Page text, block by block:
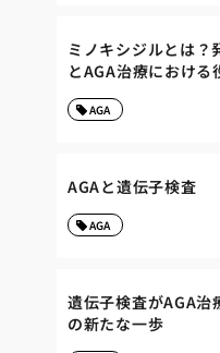
ミノキシジルとは？
とAGA治療における
AGA
AGAと遺伝子検査
AGA
遺伝子検査がAGA治
の新たな一歩